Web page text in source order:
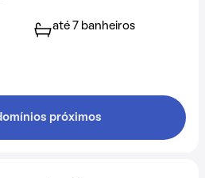
até 7 banheiros
próximos